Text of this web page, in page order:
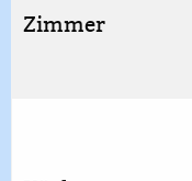
Zimmer